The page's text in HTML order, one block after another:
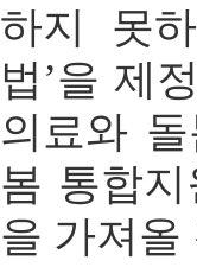
하지 못
법’을 제
의료와
봄 통합
을 가져올